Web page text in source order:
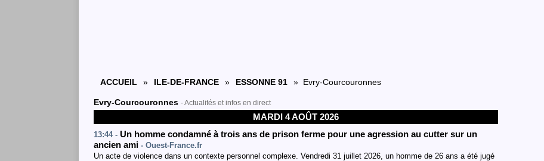
ACCUEIL » ILE-DE-FRANCE » ESSONNE 91 » Evry-Courcouronnes
Evry-Courcouronnes - Actualités et infos en direct
MARDI 4 AOÛT 2026
13:44 - Un homme condamné à trois ans de prison ferme pour une agression au cutter sur un
ancien ami - Ouest-France.fr
Un acte de violence dans un contexte personnel complexe. Vendredi 31 juillet 2026, un homme de 26 ans a été jugé